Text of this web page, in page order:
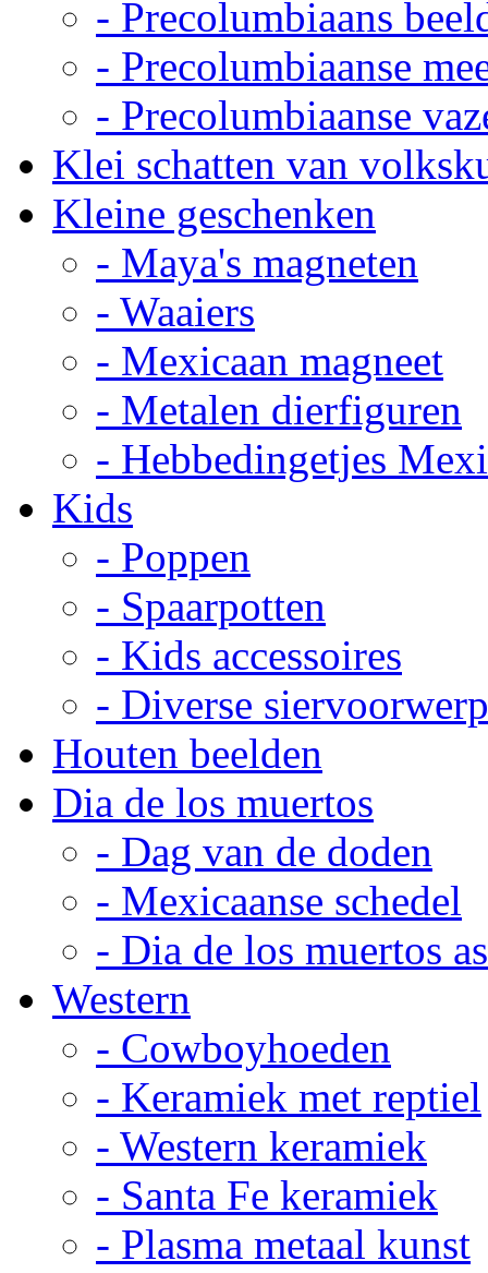
- Precolumbiaans
- Precolumbiaanse
- Precolumbiaanse
Klei schatten van
Kleine geschenken
- Maya's magneten
- Waaiers
- Mexicaan magneet
- Metalen dierfiguren
- Hebbedingetjes
Kids
- Poppen
- Spaarpotten
- Kids accessoires
- Diverse
Houten beelden
Dia de los muertos
- Dag van de doden
- Mexicaanse schedel
- Dia de los muertos
Western
- Cowboyhoeden
- Keramiek met reptiel
- Western keramiek
- Santa Fe keramiek
- Plasma metaal kunst